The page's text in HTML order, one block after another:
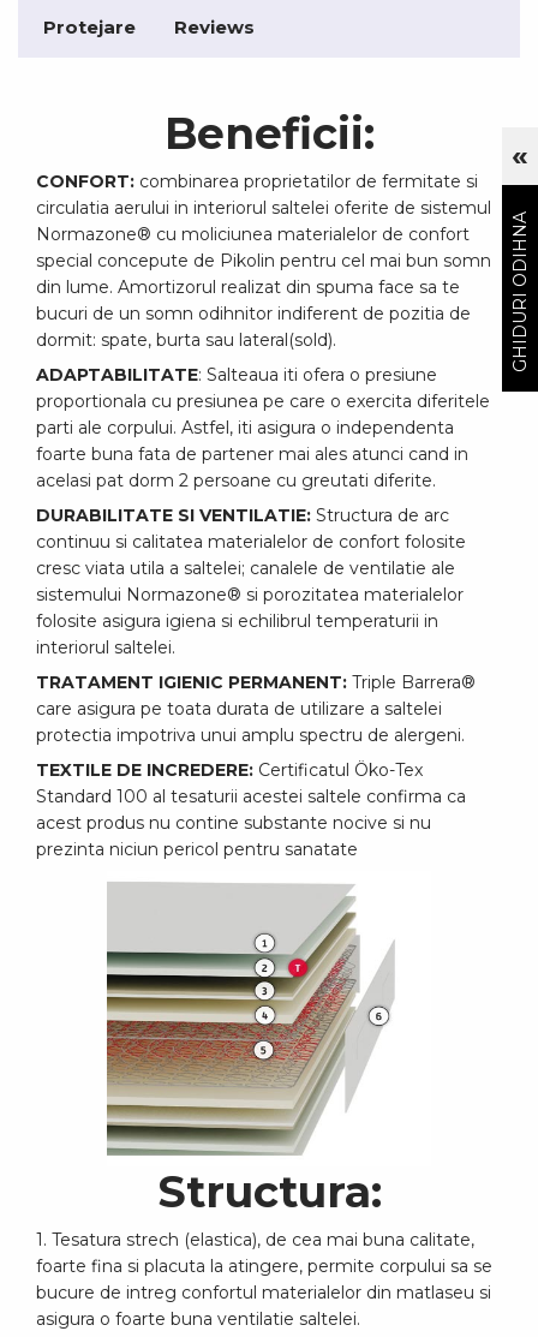
Protejare
Reviews
Beneficii:
CONFORT: combinarea proprietatilor de fermitate si
circulatia aerului in interiorul saltelei oferite de sistemul
Normazone® cu moliciunea materialelor de confort
special concepute de Pikolin pentru cel mai bun somn
din lume. Amortizorul realizat din spuma face sa te
bucuri de un somn odihnitor indiferent de pozitia de
dormit: spate, burta sau lateral(sold).
ADAPTABILITATE: Salteaua iti ofera o presiune
proportionala cu presiunea pe care o exercita diferitele
parti ale corpului. Astfel, iti asigura o independenta
foarte buna fata de partener mai ales atunci cand in
acelasi pat dorm 2 persoane cu greutati diferite.
DURABILITATE SI VENTILATIE: Structura de arc
continuu si calitatea materialelor de confort folosite
cresc viata utila a saltelei; canalele de ventilatie ale
sistemului Normazone® si porozitatea materialelor
folosite asigura igiena si echilibrul temperaturii in
interiorul saltelei.
TRATAMENT IGIENIC PERMANENT: Triple Barrera®
care asigura pe toata durata de utilizare a saltelei
protectia impotriva unui amplu spectru de alergeni.
TEXTILE DE INCREDERE: Certificatul Öko-Tex
Standard 100 al tesaturii acestei saltele confirma ca
acest produs nu contine substante nocive si nu
prezinta niciun pericol pentru sanatate
Structura:
1. Tesatura strech (elastica), de cea mai buna calitate,
foarte fina si placuta la atingere, permite corpului sa se
bucure de intreg confortul materialelor din matlaseu si
asigura o foarte buna ventilatie saltelei.
«
GHIDURI ODIHNA